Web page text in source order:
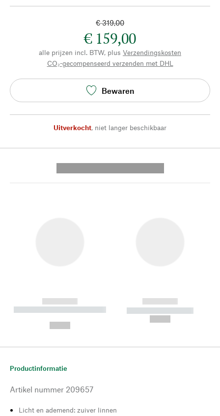
€ 319,00
€ 159,00
alle prijzen incl. BTW, plus Verzendingskosten
CO₂-gecompenseerd verzenden met DHL
Bewaren
Uitverkocht, niet langer beschikbaar
------------
----------- ----------- --------
------------
----------- -----------
Productinformatie
Artikel nummer 209657
Licht en ademend: zuiver linnen